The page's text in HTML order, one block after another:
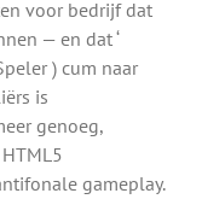
voor bedrijf dat
— en dat ‘
) cum naar
is
genoeg,
gameplay.